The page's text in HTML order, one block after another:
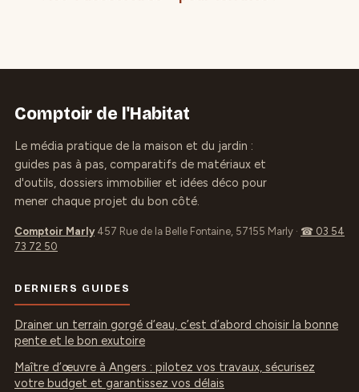
antidérapant
Comptoir de l'Habitat
Le média pratique de la maison et du jardin :
guides pas à pas, comparatifs de matériaux et
d'outils, dossiers immobilier et idées déco pour
mener chaque projet du bon côté.
Comptoir Marly 457 Rue de la Belle Fontaine, 57155 Marly · ☎ 03 54
73 72 50
DERNIERS GUIDES
Drainer un terrain gorgé d’eau, c’est d’abord choisir la bonne
pente et le bon exutoire
Maître d’œuvre à Angers : pilotez vos travaux, sécurisez
votre budget et garantissez vos délais